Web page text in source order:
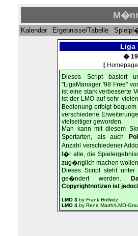
Kalender Ergebnisse/Tabelle
Liga
�
[ Homepage
Dieses Script basiert
"LigaManager '98 Free"
ist eine stark verbesserte
ist der LMO auf sehr
Bedienung erfolgt
verschiedene
vielseitiger geworden.
Man kann mit diesem
Sportarten, als auch
Anzahl verschiedener
f�r alle, die
zug�nglich machen
Dieses Script steht
ge�ndert werden.
Copyrightnotizen ist
LMO 3 by Frank Hollwitz
LMO 4 by Rene Marth/LMO-